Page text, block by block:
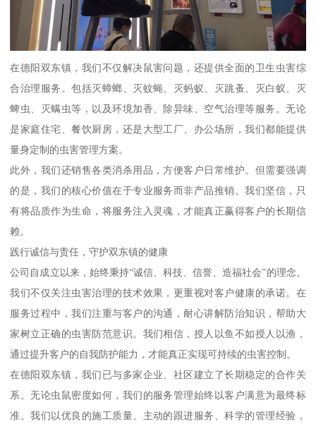
在德阳双东镇，我们不仅解决鼠害问题，还提供全面的卫生虫害综
合治理服务。包括灭蟑螂、灭蚊蝇、灭蚂蚁、灭跳蚤、灭白蚁、灭
蜱虫、灭螨虫等，以及环境加香、除异味、空气治理等服务。无论
是家庭住宅、餐饮厨房，还是大型工厂、办公场所，我们都能提供
量身定制的虫害管理方案。
此外，我们还销售各类消杀用品，方便客户日常维护。但需要强调
的是，我们的核心价值在于专业服务而非产品推销。我们坚信，只
有将品质作为生命，将服务注入灵魂，才能真正赢得客户的长期信
赖。
践行诚信与责任，守护双东镇的健康
公司自成立以来，始终秉持“诚信、科技、信誉、造福社会”的理念。
我们不仅关注虫害治理的技术效果，更重视对客户健康的承诺。在
服务过程中，我们注重与客户的沟通，耐心讲解防治知识，帮助大
家树立正确的虫害防范意识。我们相信，授人以鱼不如授人以渔，
通过提升客户的自我防护能力，才能真正实现可持续的虫害控制。
在德阳双东镇，我们已与多家企业、社区建立了长期稳定的合作关
系。无论虫鼠密度如何，我们的服务管理始终以客户满意为最终标
准。我们以优良的施工质量、主动的跟进服务、科学的管理经验，